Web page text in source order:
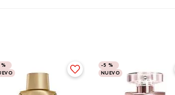
-5 %
NUEVO